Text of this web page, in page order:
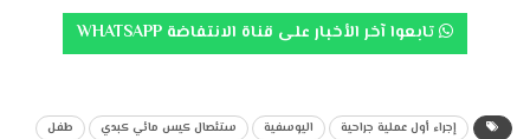
تابعوا آخر الأخبار على قناة الانتفاضة WHATSAPP
إجراء أول عملية جراحية اليوسفية ستئصال كيس مائي كبدي طفل